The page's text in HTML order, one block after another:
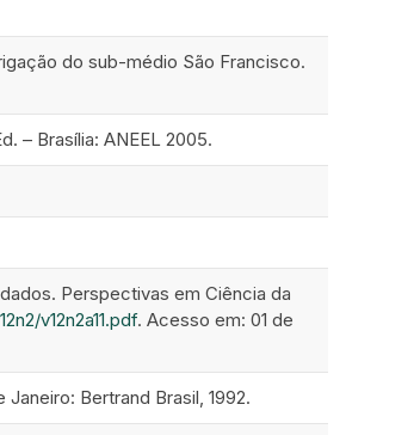
do sub-médio São Francisco.
– Brasília: ANEEL 2005.
Perspectivas em Ciência da
v12n2a11.pdf. Acesso em: 01 de
Bertrand Brasil, 1992.